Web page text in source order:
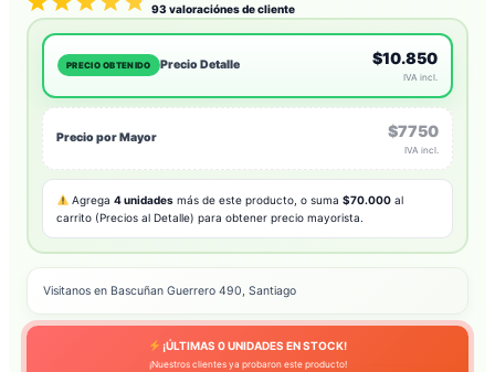
93 valoraciónes de cliente
PRECIO OBTENIDO Precio Detalle $10.850
IVA incl.
Precio por Mayor $7750
IVA incl.
Agrega4 unidades más de este producto, o suma$70.000 al
carrito (Precios al Detalle) para obtener precio mayorista.
Visitanos en Bascuñan Guerrero 490, Santiago
¡ÚLTIMAS0UNIDADES EN STOCK!
¡Nuestros clientes ya probaron este producto!